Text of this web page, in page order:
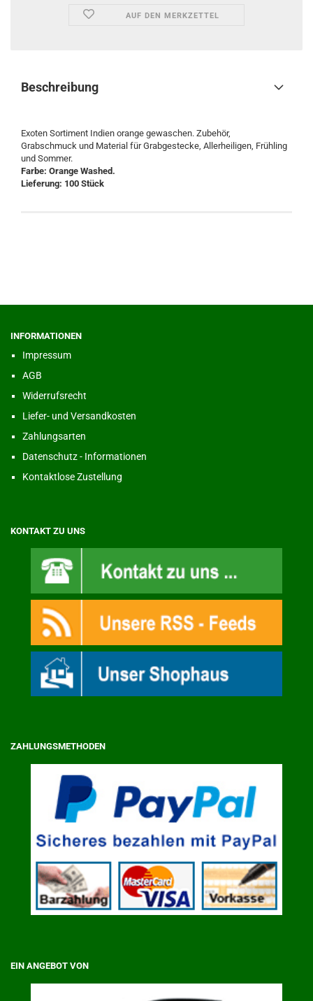
AUF DEN MERKZETTEL
Beschreibung
Exoten Sortiment Indien orange gewaschen. Zubehör,
Grabschmuck und Material für Grabgestecke, Allerheiligen, Frühling
und Sommer.
Farbe: Orange Washed.
Lieferung: 100 Stück
INFORMATIONEN
Impressum
AGB
Widerrufsrecht
Liefer- und Versandkosten
Zahlungsarten
Datenschutz - Informationen
Kontaktlose Zustellung
KONTAKT ZU UNS
ZAHLUNGSMETHODEN
EIN ANGEBOT VON